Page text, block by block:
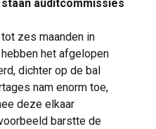
auditcommissies
zes maanden in
het afgelopen
dichter op de bal
nam enorm toe,
deze elkaar
barstte de